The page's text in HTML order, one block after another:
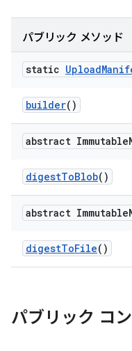
パブリック メソッド
static Upload
builder()
abstract Immutable
digestToBlob()
abstract Immutable
digestToFile()
パブリック コ